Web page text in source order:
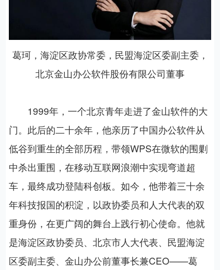
葛珂， 海淀区政协常委，民盟海淀区委副主委，
北京金山办公软件股份有限公司董事
1999年，一个北京青年走进了金山软件的大
门。此后的二十余年，他亲历了中国办公软件从
低谷到重生的全部历程，带领WPS在微软的围剿
中杀出重围，在移动互联网浪潮中实现弯道超
车，最终成功登陆科创板。如今，他带着三十余
年科技报国的积淀，以政协委员和人大代表的双
重身份，在更广阔的舞台上践行初心使命。他就
是海淀区政协委员、北京市人大代表、民盟海淀
区委副主委、金山办公前董事长兼CEO——葛